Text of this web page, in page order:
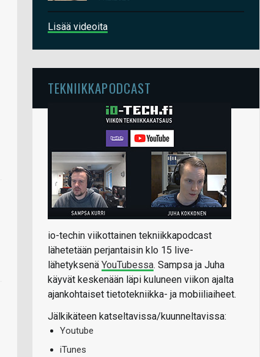
Lisää videoita
TEKNIIKKAPODCAST
io-techin viikottainen tekniikkapodcast
lähetetään perjantaisin klo 15 live-
lähetyksenä YouTubessa. Sampsa ja Juha
käyvät keskenään läpi kuluneen viikon ajalta
ajankohtaiset tietotekniikka- ja mobiiliaiheet.
Jälkikäteen katseltavissa/kuunneltavissa:
Youtube
iTunes